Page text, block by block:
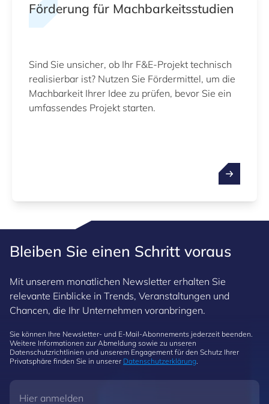
Förderung für Machbarkeitsstudien
Sind Sie unsicher, ob Ihr F&E‑Projekt technisch
realisierbar ist? Nutzen Sie Fördermittel, um die
Machbarkeit Ihrer Idee zu prüfen, bevor Sie ein
umfassendes Projekt starten.
Bleiben Sie einen Schritt voraus
Mit unserem monatlichen Newsletter erhalten Sie
relevante Einblicke in Trends, Veranstaltungen und
Chancen, die Ihr Unternehmen voranbringen.
Sie können Ihre Newsletter- und E-Mail-Abonnements jederzeit beenden.
Weitere Informationen zur Abmeldung sowie zu unseren
Datenschutzrichtlinien und unserem Engagement für den Schutz Ihrer
Privatsphäre finden Sie in unserer Datenschutzerklärung.